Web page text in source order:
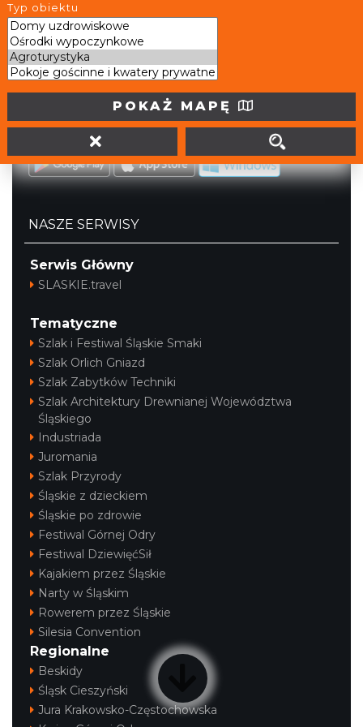
Typ obiektu
POKAŻ MAPĘ
tel. (32) 207 207 1
info@slaskie.travel
Portal powstał w ramach projektu
Mobilne Śląskie
Darmowa aplikacjaSLASKIE.traveldostępna na
platformach
NASZE SERWISY
Serwis Główny
SLASKIE.travel
Tematyczne
Szlak i Festiwal Śląskie Smaki
Szlak Orlich Gniazd
Szlak Zabytków Techniki
Szlak Architektury Drewnianej Województwa
Śląskiego
Industriada
Juromania
Szlak Przyrody
Śląskie z dzieckiem
Śląskie po zdrowie
Festiwal Górnej Odry
Festiwal DziewięćSił
Kajakiem przez Śląskie
Narty w Śląskim
Rowerem przez Śląskie
Silesia Convention
Regionalne
Beskidy
Śląsk Cieszyński
Jura Krakowsko-Częstochowska